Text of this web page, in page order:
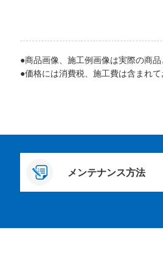
●商品画像、施工例画像は実際の商
●価格には消費税、施工費は含まれて
メンテナンス方法